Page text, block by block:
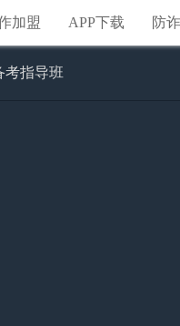
加盟 APP下载 防
考指导班